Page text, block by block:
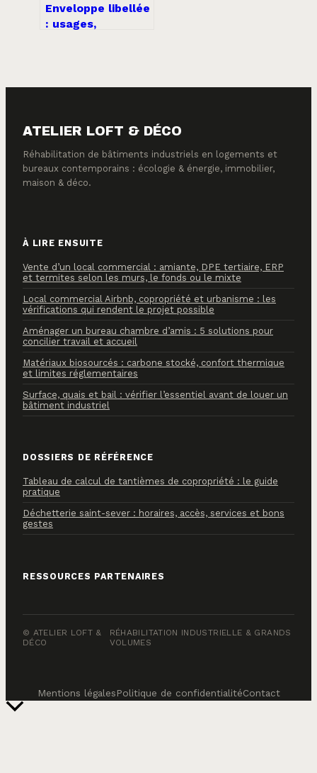
Enveloppe libellée
: usages,
ATELIER LOFT & DÉCO
Réhabilitation de bâtiments industriels en logements et
bureaux contemporains : écologie & énergie, immobilier,
maison & déco.
À LIRE ENSUITE
Vente d’un local commercial : amiante, DPE tertiaire, ERP
et termites selon les murs, le fonds ou le mixte
Local commercial Airbnb, copropriété et urbanisme : les
vérifications qui rendent le projet possible
Aménager un bureau chambre d’amis : 5 solutions pour
concilier travail et accueil
Matériaux biosourcés : carbone stocké, confort thermique
et limites réglementaires
Surface, quais et bail : vérifier l’essentiel avant de louer un
bâtiment industriel
DOSSIERS DE RÉFÉRENCE
Tableau de calcul de tantièmes de copropriété : le guide
pratique
Déchetterie saint-sever : horaires, accès, services et bons
gestes
RESSOURCES PARTENAIRES
© ATELIER LOFT &
DÉCO
RÉHABILITATION INDUSTRIELLE & GRANDS
VOLUMES
Mentions légalesPolitique de confidentialitéContact